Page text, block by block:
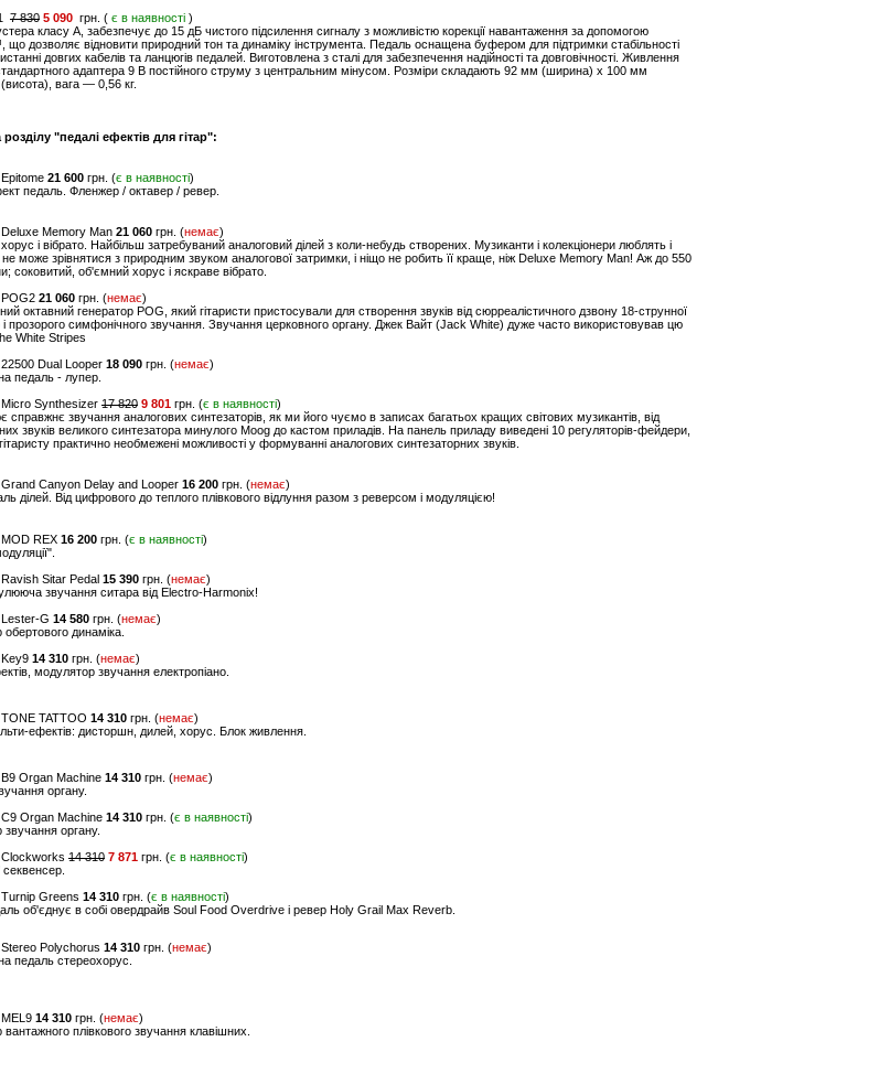
7 830 5 090 грн. ( є в наявності )
класу A, забезпечує до 15 дБ чистого підсилення сигналу з можливістю корекції навантаження за допомогою
дозволяє відновити природний тон та динаміку інструмента. Педаль оснащена буфером для підтримки стабільності
довгих кабелів та ланцюгів педалей. Виготовлена з сталі для забезпечення надійності та довговічності. Живлення
адаптера 9 В постійного струму з центральним мінусом. Розміри складають 92 мм (ширина) x 100 мм
вага — 0,56 кг.
"педалі ефектів для гітар":
Epitome 21 600 грн. (є в наявності)
педаль. Фленжер / октавер / ревер.
Deluxe Memory Man 21 060 грн. (немає)
і вібрато. Найбільш затребуваний аналоговий ділей з коли-небудь створених. Музиканти і колекціонери люблять і
може зрівнятися з природним звуком аналогової затримки, і ніщо не робить її краще, ніж Deluxe Memory Man! Аж до 550
соковитий, об'ємний хорус і яскраве вібрато.
POG2 21 060 грн. (немає)
октавний генератор POG, який гітаристи пристосували для створення звуків від сюрреалістичного дзвону 18-струнної
і прозорого симфонічного звучання. Звучання церковного органу. Джек Вайт (Jack White) дуже часто використовував цю
White Stripes
22500 Dual Looper 18 090 грн. (немає)
педаль - лупер.
Micro Synthesizer 17 820 9 801 грн. (є в наявності)
справжнє звучання аналогових синтезаторів, як ми його чуємо в записах багатьох кращих світових музикантів, від
звуків великого синтезатора минулого Moog до кастом приладів. На панель приладу виведені 10 регуляторів-фейдери,
практично необмежені можливості у формуванні аналогових синтезаторних звуків.
Grand Canyon Delay and Looper 16 200 грн. (немає)
ділей. Від цифрового до теплого плівкового відлуння разом з реверсом і модуляцією!
MOD REX 16 200 грн. (є в наявності)
Ravish Sitar Pedal 15 390 грн. (немає)
звучання ситара від Electro-Harmonix!
Lester-G 14 580 грн. (немає)
обертового динаміка.
Key9 14 310 грн. (немає)
модулятор звучання електропіано.
TONE TATTOO 14 310 грн. (немає)
ефектів: дисторшн, дилей, хорус. Блок живлення.
B9 Organ Machine 14 310 грн. (немає)
органу.
C9 Organ Machine 14 310 грн. (є в наявності)
звучання органу.
Clockworks 14 310 7 871 грн. (є в наявності)
Turnip Greens 14 310 грн. (є в наявності)
об'єднує в собі овердрайв Soul Food Overdrive і ревер Holy Grail Max Reverb.
Stereo Polychorus 14 310 грн. (немає)
педаль стереохорус.
MEL9 14 310 грн. (немає)
вантажного плівкового звучання клавішних.